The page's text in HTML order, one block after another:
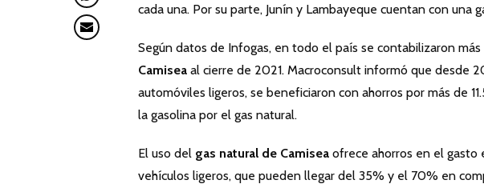
cada una. Por su parte, Junín y Lambayeque cuentan con una
Según datos de Infogas, en todo el país se contabilizaron
Camisea al cierre de 2021. Macroconsult informó que desde
automóviles ligeros, se beneficiaron con ahorros por más de
la gasolina por el gas natural.
El uso del gas natural de Camisea ofrece ahorros en el gasto
vehículos ligeros, que pueden llegar del 35% y el 70% en